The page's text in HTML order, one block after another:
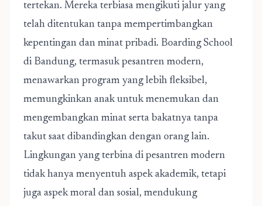
tertekan. Mereka terbiasa mengikuti jalur yang
telah ditentukan tanpa mempertimbangkan
kepentingan dan minat pribadi. Boarding School
di Bandung, termasuk pesantren modern,
menawarkan program yang lebih fleksibel,
memungkinkan anak untuk menemukan dan
mengembangkan minat serta bakatnya tanpa
takut saat dibandingkan dengan orang lain.
Lingkungan yang terbina di pesantren modern
tidak hanya menyentuh aspek akademik, tetapi
juga aspek moral dan sosial, mendukung